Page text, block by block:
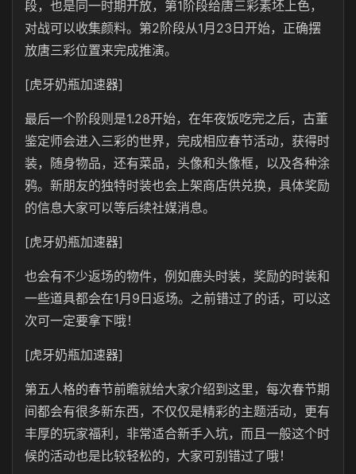
段，也是同一时期开放，第1阶段给唐三彩素坯上色，
对战可以收集颜料。第2阶段从1月23日开始，正确摆
放唐三彩位置来完成推演。
[虎牙奶瓶加速器]
最后一个阶段则是1.28开始，在年夜饭吃完之后，古董
鉴定师会进入三彩的世界，完成相应春节活动，获得时
装，随身物品，还有菜品，头像和头像框，以及各种涂
鸦。新朋友的独特时装也会上架商店供兑换，具体奖励
的信息大家可以等后续社媒消息。
[虎牙奶瓶加速器]
也会有不少返场的物件，例如鹿头时装，奖励的时装和
一些道具都会在1月9日返场。之前错过了的话，可以这
次可一定要拿下哦！
[虎牙奶瓶加速器]
第五人格的春节前瞻就给大家介绍到这里，每次春节期
间都会有很多新东西，不仅仅是精彩的主题活动，更有
丰厚的玩家福利，非常适合新手入坑，而且一般这个时
候的活动也是比较轻松的，大家可别错过了哦！